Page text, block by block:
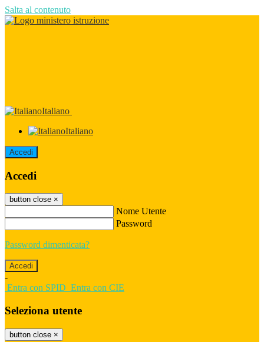
Salta al contenuto
Italiano
Italiano
Accedi
Accedi
button close ×
Nome Utente
Password
Password dimenticata?
-
Entra con SPID Entra con CIE
Seleziona utente
button close ×